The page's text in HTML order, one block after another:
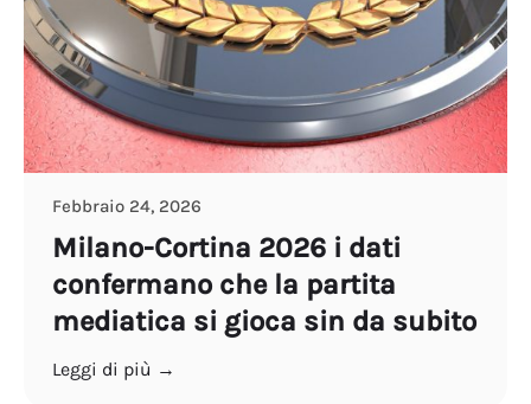
Febbraio 24, 2026
Milano-Cortina 2026 i dati
confermano che la partita
mediatica si gioca sin da subito
Leggi di più →